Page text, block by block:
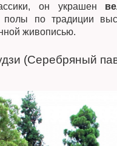
он украшен
по традиции
живописью.
(Серебряный